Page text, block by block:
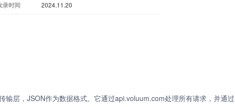
录时间 2024.11.20
输层，JSON作为数据格式。它通过api.voluum.com处理所有请求，并通